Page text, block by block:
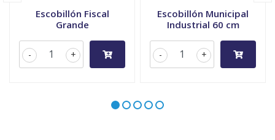
Escobillón Fiscal
Grande
+
-
Escobillón Municipal
Industrial 60 cm
+
-